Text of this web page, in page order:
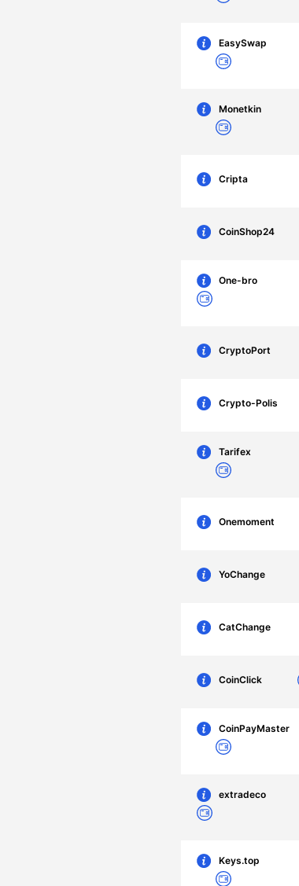
EasySwap
Monetkin
Cripta
CoinShop24
One-bro
CryptoPort
Crypto-Polis
Tarifex
Onemoment
YoChange
CatChange
CoinClick
CoinPayMaster
extradeco
Keys.top